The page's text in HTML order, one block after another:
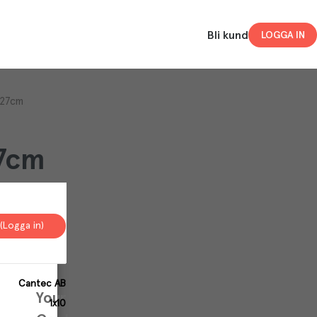
Bli kund LOGGA IN
in)
Cantec AB
1x10
Your